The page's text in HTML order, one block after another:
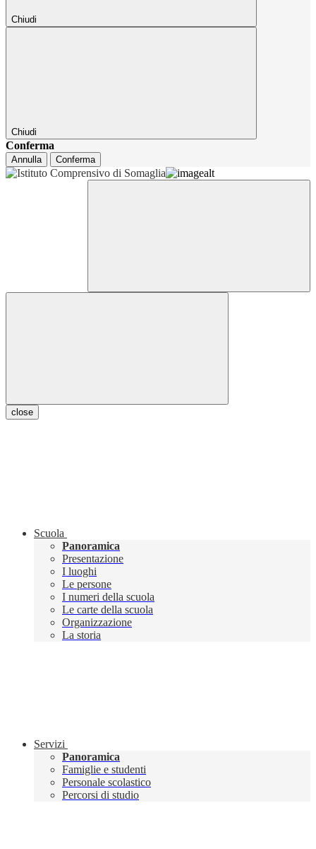
Chiudi
Chiudi
Conferma
Annulla Conferma
close
Scuola
Panoramica
Presentazione
I luoghi
Le persone
I numeri della scuola
Le carte della scuola
Organizzazione
La storia
Servizi
Panoramica
Famiglie e studenti
Personale scolastico
Percorsi di studio